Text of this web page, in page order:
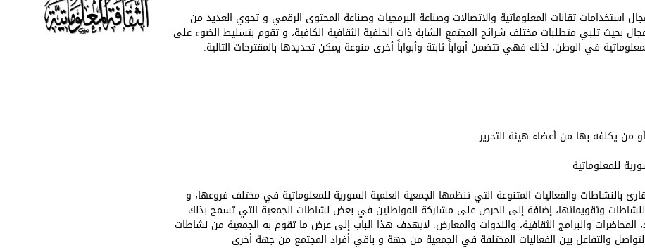
استخدامات تقانات المعلوماتية والاتصالات وصناعة البرمجيات وصناعة المحتوى الرقمي و تحوي العديد من
بحيث تلبي متطلبات مختلف شرائح المجتمع الشابة ذات الخلفية الثقافية الكافية، و تقوم بتسليط الضوء على
في الوطن، لذلك فهي تتضمن أبواباً ثابتة وأبواباً أخرى منوعة يمكن تحديدها بالمقترحات التالية:
من يكلفه بها من أعضاء هيئة التحرير.
للمعلوماتية
بالنشاطات والفعاليات المتنوعة التي تنظمها الجمعية العلمية السورية للمعلوماتية في مختلف فروعها، و
وتقويماتها، إضافة إلى الحرص على مشاركة المواطنين في بعض نشاطات الجمعية التي تسمح بذلك
المحاضرات والبرامج الثقافية، والندوات والمعارض. لايهدف هذا الباب إلى عرض ما تقوم به الجمعية من نشاطات
والتفاعل بين الفعاليات المختلفة في الجمعية من جهة و باقي أفراد المجتمع من جهة أخرى